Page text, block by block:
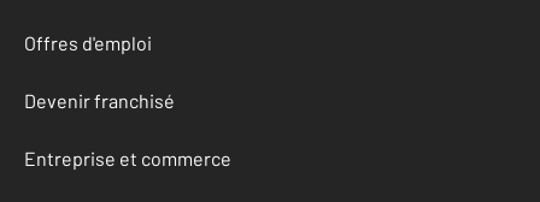
Offres d'emploi
Devenir franchisé
Entreprise et commerce